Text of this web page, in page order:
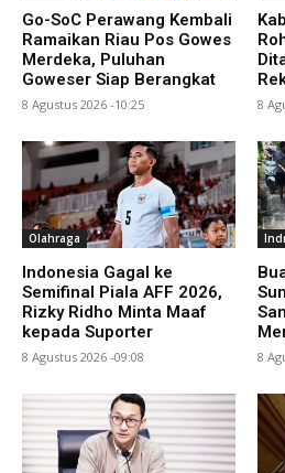
Go-SoC Perawang Kembali
Ramaikan Riau Pos Gowes
Merdeka, Puluhan
Goweser Siap Berangkat
8 Agustus 2026 -10:25 8
Olahraga
Indonesia Gagal ke
Semifinal Piala AFF 2026,
Rizky Ridho Minta Maaf
kepada Suporter
8 Agustus 2026 -09:08 8